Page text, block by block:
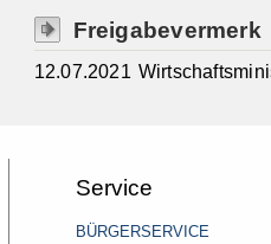
Freigabevermerk
12.07.2021
Service
BÜRGERSERVICE